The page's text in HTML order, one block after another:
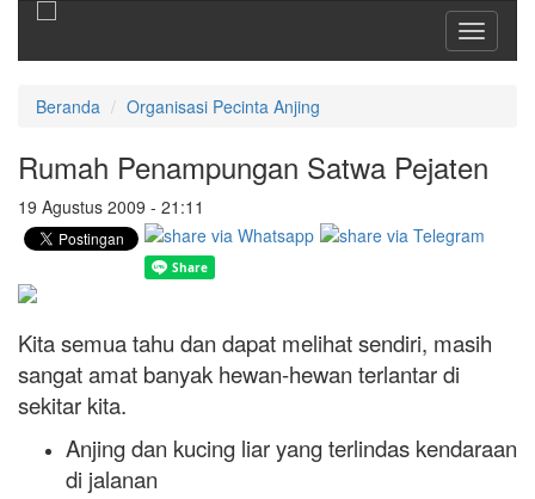
Toggle
Beranda Organisasi Pecinta Anjing
Rumah Penampungan Satwa Pejaten
19 Agustus 2009 - 21:11
Kita semua tahu dan dapat melihat sendiri, masih
sangat amat banyak hewan-hewan terlantar di
sekitar kita.
Anjing dan kucing liar yang terlindas kendaraan
di jalanan